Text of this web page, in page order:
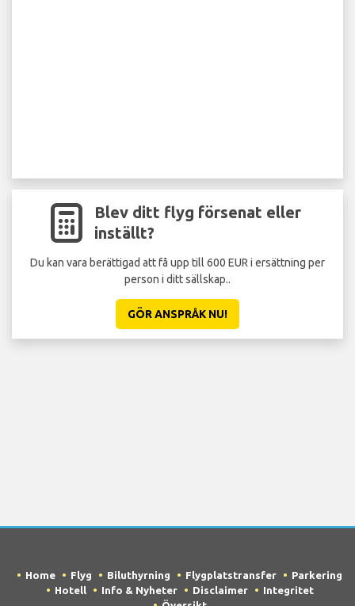
Blev ditt flyg försenat eller
inställt?
Du kan vara berättigad att få upp till 600 EUR i ersättning per
person i ditt sällskap..
GÖR ANSPRÅK NU!
Home Flyg Biluthyrning Flygplatstransfer
Parkering
Hotell
Info & Nyheter Disclaimer
Integritet